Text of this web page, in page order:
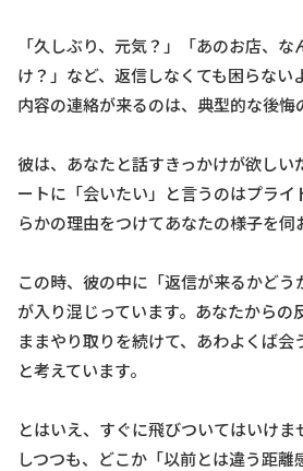
「久しぶり、元気？」「あのお店、な
け？」など、返信しなくても困らない
内容の連絡が来るのは、典型的な後悔
彼は、あなたと話すきっかけが欲しい
ートに「会いたい」と言うのはプラ
らかの理由をつけてあなたの様子を伺
この時、彼の中に「返信が来るかど
が入り混じっています。あなたからの
ままやり取りを続けて、あわよくば会
と考えています。
とはいえ、すぐに飛びついてはいけ
しつつも、どこか「以前とは違う距離